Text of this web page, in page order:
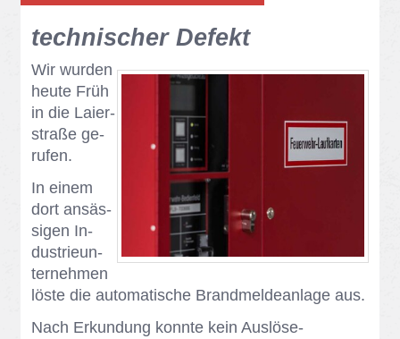
tech­ni­scher De­fekt
Wir wur­den
heu­te Früh
in die Lai­er­
stra­ße ge­
ru­fen.
In ei­nem
dort an­säs­
si­gen In­
dus­trie­un­
ter­neh­men
lös­te die au­to­ma­ti­sche Brand­mel­de­an­la­ge aus.
Nach Er­kun­dung konn­te kein Aus­lö­se­